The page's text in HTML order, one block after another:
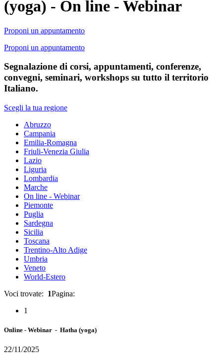
(yoga) - On line - Webinar
Proponi un appuntamento
Proponi un appuntamento
Segnalazione di corsi, appuntamenti, conferenze,
convegni, seminari, workshops su tutto il territorio
Italiano.
Scegli la tua regione
Abruzzo
Campania
Emilia-Romagna
Friuli-Venezia Giulia
Lazio
Liguria
Lombardia
Marche
On line - Webinar
Piemonte
Puglia
Sardegna
Sicilia
Toscana
Trentino-Alto Adige
Umbria
Veneto
World-Estero
Voci trovate: 1Pagina:
1
Online - Webinar - Hatha (yoga)
22/11/2025